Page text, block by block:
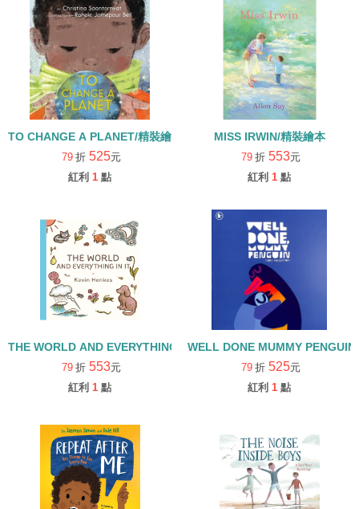
TO CHANGE A PLANET/精裝繪本
79 折 525元
紅利 1 點
MISS IRWIN/精裝繪本
79 折 553元
紅利 1 點
THE WORLD AND EVERYTHING IN IT/精裝繪本
79 折 553元
紅利 1 點
WELL DONE MUMMY
79 折 525元
紅利 1 點